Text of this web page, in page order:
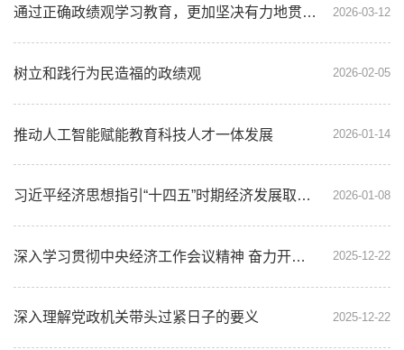
通过正确政绩观学习教育，更加坚决有力地贯彻落实党中央重大决策部署 2026-03-12
树立和践行为民造福的政绩观 2026-02-05
推动人工智能赋能教育科技人才一体发展 2026-01-14
习近平经济思想指引“十四五”时期经济发展取得重大成就 2026-01-08
深入学习贯彻中央经济工作会议精神 奋力开创“十五五”发展新局 2025-12-22
深入理解党政机关带头过紧日子的要义 2025-12-22